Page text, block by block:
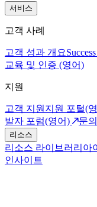
서비스
고객 사례
고객 성과 개요
교육 및 인증 (영어)
지원
고객 지원 지원 포털(
발자 포럼(영어)
문
리소스
리소스 라이브러리 아
인사이트